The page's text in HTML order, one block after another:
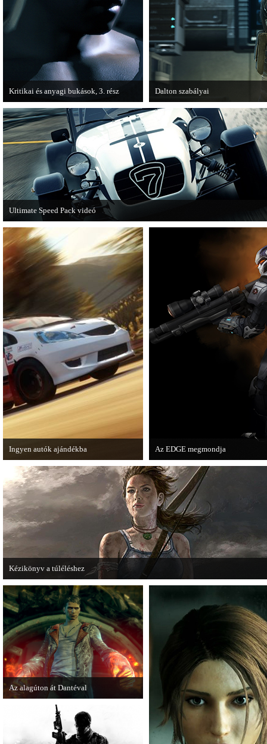
Kritikai és anyagi bukások, 3. rész
A PC Guru "Kritikai és anyagi bukások"
című cikksorozatának utolsó részét
olvashatjuk.
Dalton szabályai
Új videóval jelentkezik az
Ultimate Speed Pack videó
Már elérhető a Need for Speed Most Wanted első nagyobb kiegészítő csomagja.
Ingyen autók ajándékba
A Forza Horizon készítői ingyenesen
letölthető autókkal kedveskednek a
játékosok számára.
Az EDGE megmondja
Az egyik leghíresebb
voltak idén a legjobb játékok.
Kézikönyv a túléléshez
A Tomb Raider sem ússza meg a manapság már kötelező videosorozatot.
Az alagúton át Dantéval
A Devil May Cry újragondolás új
játékmenet-videóval jelentkezik.